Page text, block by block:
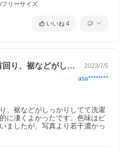
リーサイズ
いいね 4
薄さのわりに袖口や首回り、裾などがしっ… 2023/7/5
asa********
、裾などがしっかりしてて洗濯
に凄くよかったです。色味はピ
ましたが、写真より若干濃かっ